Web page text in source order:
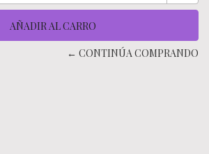
← CONTINÚA COMPRANDO